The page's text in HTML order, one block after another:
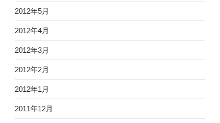
2012年5月
2012年4月
2012年3月
2012年2月
2012年1月
2011年12月